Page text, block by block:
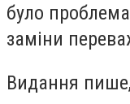
було
заміни
Видання